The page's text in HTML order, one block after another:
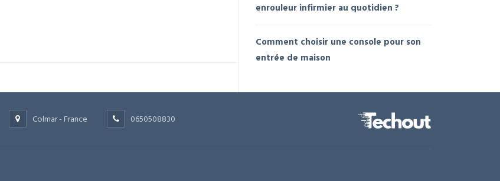
enrouleur infirmier au quotidien ?
Comment choisir une console pour son
entrée de maison
Colmar - France 0650508830